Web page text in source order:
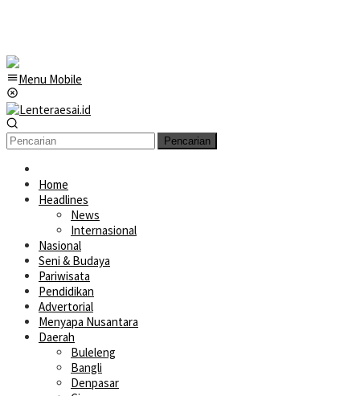
Menu Mobile
Pencarian
Home
Headlines
News
Internasional
Nasional
Seni & Budaya
Pariwisata
Pendidikan
Advertorial
Menyapa Nusantara
Daerah
Buleleng
Bangli
Denpasar